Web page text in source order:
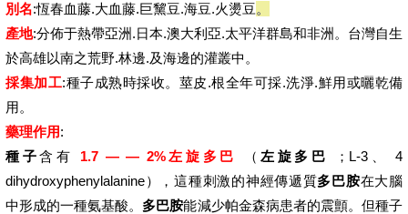
別名:恆春血藤.大血藤.巨黧豆.海豆.火燙豆。
產地:分佈于熱帶亞洲.日本.澳大利亞.太平洋群島和非洲。台灣自生
於高雄以南之荒野.林邊.及海邊的灌叢中。
採集加工:種子成熟時採收。莖皮.根全年可採.洗淨.鮮用或曬乾備
用。
藥理作用:
種子含有 1.7 — — 2%左旋多巴 （左旋多巴
；L-3、 4
dihydroxyphenylalanine），這種刺激的神經傳遞質多巴胺在大腦
中形成的一種氨基酸。 多巴胺能減少帕金森病患者的震顫。但種子